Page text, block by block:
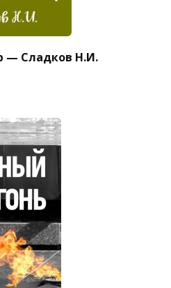
— Сладков Н.И.